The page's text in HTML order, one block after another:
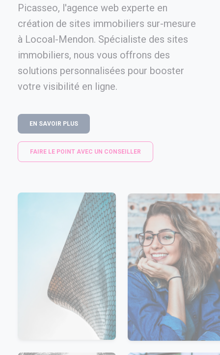
Picasseo, l'agence web experte en
création de sites immobiliers sur-mesure
à Locoal-Mendon. Spécialiste des sites
immobiliers, nous vous offrons des
solutions personnalisées pour booster
votre visibilité en ligne.
EN SAVOIR PLUS
FAIRE LE POINT AVEC UN CONSEILLER